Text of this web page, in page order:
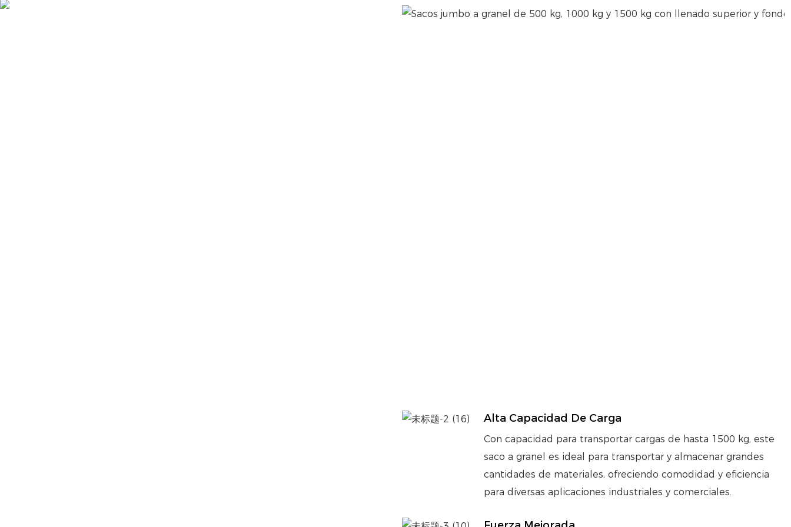
Alta Capacidad De Carga
Con capacidad para transportar cargas de hasta 1500 kg, este
saco a granel es ideal para transportar y almacenar grandes
cantidades de materiales, ofreciendo comodidad y eficiencia
para diversas aplicaciones industriales y comerciales.